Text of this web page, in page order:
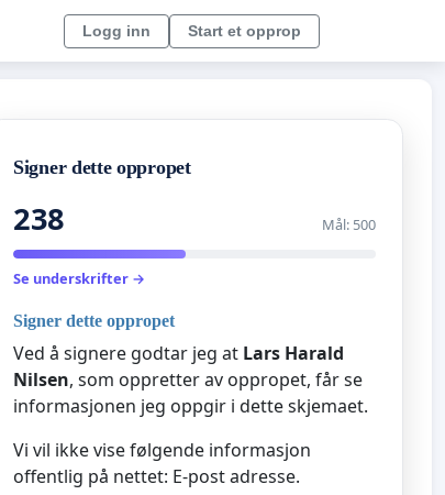
Logg inn Start et opprop
Signer dette oppropet
238 Mål: 500
Se underskrifter →
Signer dette oppropet
Ved å signere godtar jeg at Lars Harald
Nilsen, som oppretter av oppropet, får se
informasjonen jeg oppgir i dette skjemaet.
Vi vil ikke vise følgende informasjon
offentlig på nettet: E-post adresse.